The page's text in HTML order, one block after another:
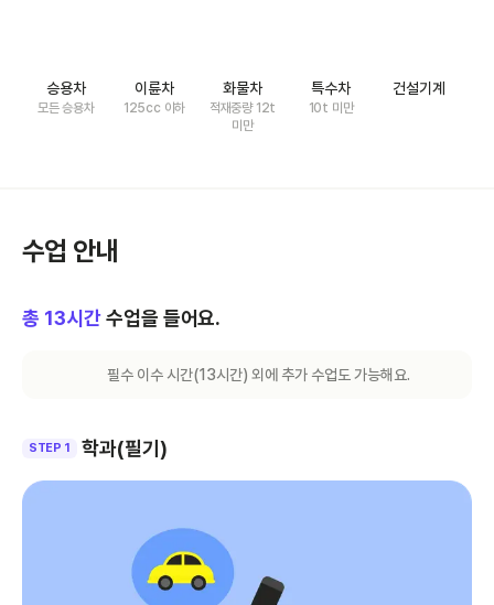
승용차
모든 승용차
이륜차
125cc 이하
화물차
적재중량 12t
미만
특수차
10t 미만
건설기계
수업 안내
총 13시간 수업을 들어요.
필수 이수 시간(13시간) 외에 추가 수업도 가능해요.
STEP 1 학과(필기)